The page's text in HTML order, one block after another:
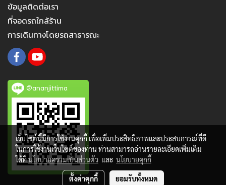
ข้อมูลติดต่อเรา
ที่จอดรถใกล้ร้าน
การเดินทางโดยรถสาธารณะ
@ananjittima
เว็บไซต์นี้มีการใช้งานคุกกี้ เพื่อเพิ่มประสิทธิภาพและประสบการณ์ที่ดี
ในการใช้งานเว็บไซต์ของท่าน ท่านสามารถอ่านรายละเอียดเพิ่มเติม
ได้ที่นโยบายความเป็นส่วนตัว และ นโยบายคุกกี้
ตั้งค่าคุกกี้ ยอมรับทั้งหมด